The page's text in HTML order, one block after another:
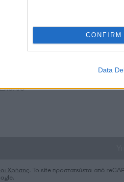
CONFIRM
Data
Χρήσης. Το site προστατεύεται από